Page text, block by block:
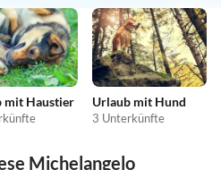
mit Haustier Urlaub mit Hund
3 Unterkünfte
Michelangelo